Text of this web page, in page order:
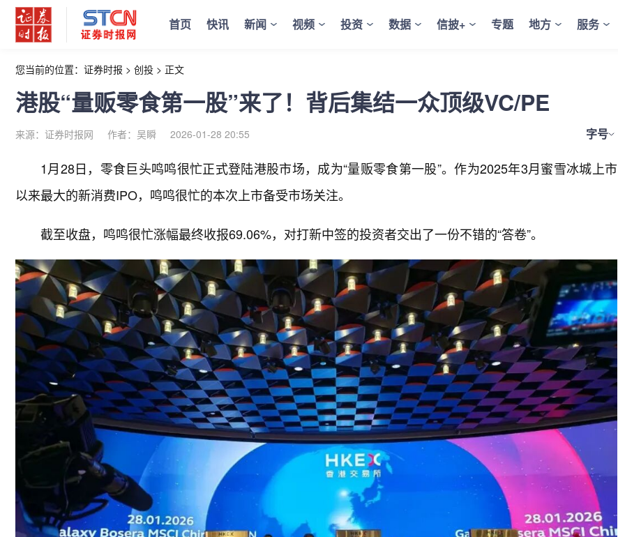
首页 快讯 新闻 视频 投资 数据 信披+ 专题 地方 服务
您当前的位置： 证券时报 > 创投 > 正文
港股“量贩零食第一股”来了！背后集结一众顶级VC/PE
来源：证券时报网 作者：吴瞬 2026-01-28 20:55 字号
1月28日，零食巨头鸣鸣很忙正式登陆港股市场，成为“量贩零食第一股”。作为2025年3月蜜雪冰城上市
以来最大的新消费IPO，鸣鸣很忙的本次上市备受市场关注。
截至收盘，鸣鸣很忙涨幅最终收报69.06%，对打新中签的投资者交出了一份不错的“答卷”。